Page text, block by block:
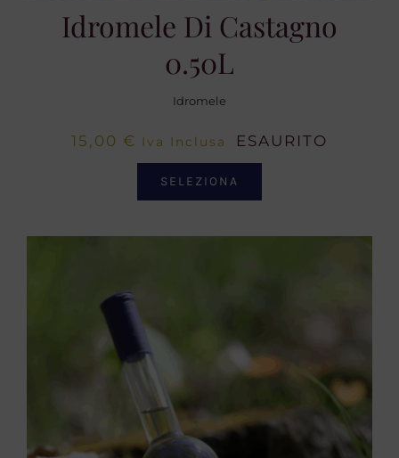
Idromele Di Castagno
0.50L
Idromele
15,00 € Iva Inclusa ESAURITO
SELEZIONA